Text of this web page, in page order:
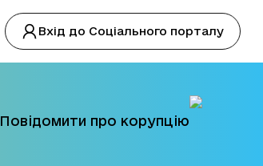
Вхід до Соціального порталу
Повідомити про корупцію